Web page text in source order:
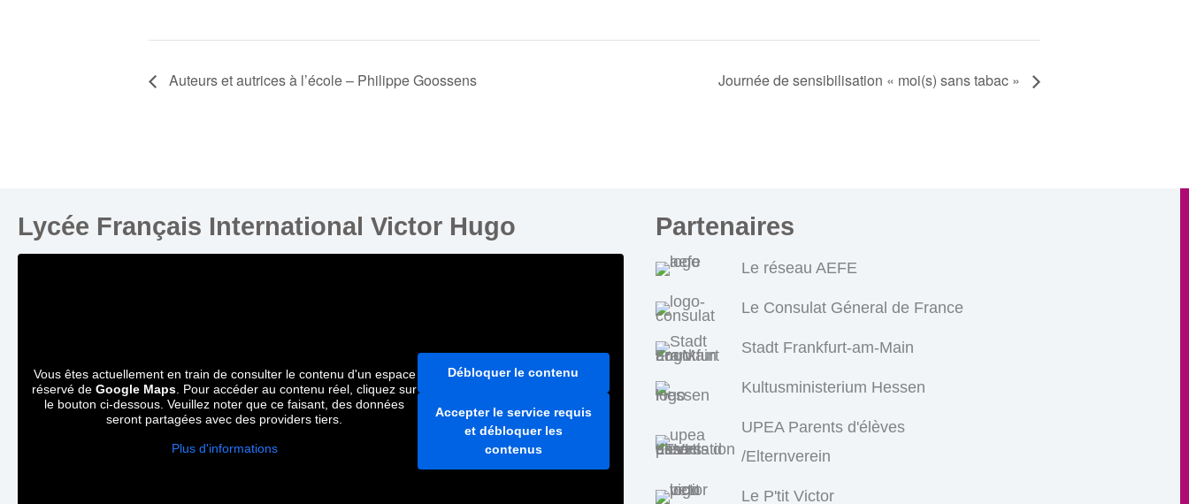
Auteurs et autrices à l’école – Philippe Goossens Journée de sensibilisation « moi(s) sans tabac »
Lycée Français International Victor Hugo
Vous êtes actuellement en train de consulter le contenu d'un espace
réservé deGoogle Maps . Pour accéder au contenu réel, cliquez sur
le bouton ci-dessous. Veuillez noter que ce faisant, des données
seront partagées avec des providers tiers.
Plus d'informations
Débloquer le contenu
Accepter le service requis
et débloquer les
contenus
Partenaires
Le réseau AEFE
Le Consulat Géneral de France
Stadt Frankfurt-am-Main
Kultusministerium Hessen
UPEA Parents d'élèves
/Elternverein
Le P'tit Victor